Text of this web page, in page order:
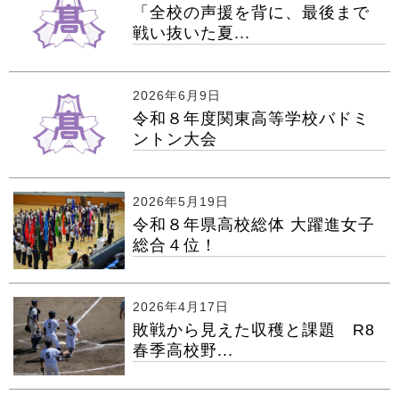
「全校の声援を背に、最後まで
戦い抜いた夏...
2026年6月9日
令和８年度関東高等学校バドミ
ントン大会
2026年5月19日
令和８年県高校総体 大躍進女子
総合４位！
2026年4月17日
敗戦から見えた収穫と課題 R8
春季高校野...